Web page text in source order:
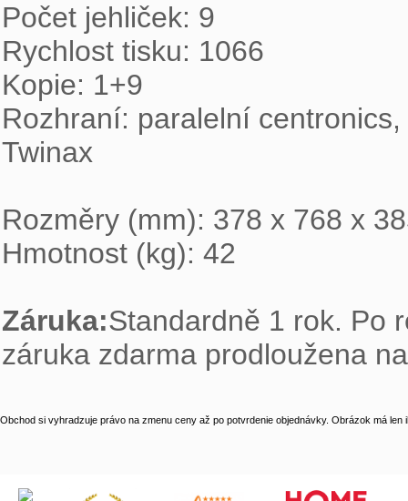
Počet jehliček: 9
Rychlost tisku: 1066
Kopie: 1+9
Rozhraní: paralelní
Twinax
Rozměry (mm): 378 x 768 x
Hmotnost (kg): 42
Záruka:Standardně 1 rok. Po
záruka zdarma prodloužena
Obchod si vyhradzuje právo na zmenu ceny až po potvrdenie objednávky. Obrázok má len